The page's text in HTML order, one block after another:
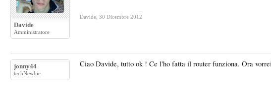
Davide
Amministratore
Davide 30 Dicembre 2012
jonny44
techNewbie
Ciao Davide, tutto ok ! Ce l'ho fatta il router funziona. Ora